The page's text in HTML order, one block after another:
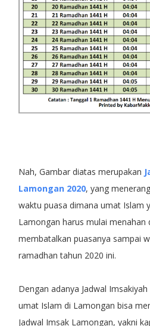
Nah, Gambar diatas merupakan
Lamongan 2020, yang
waktu puasa dimana umat Islam
Lamongan harus mulai menahan
membatalkan puasanya sampai
ramadhan tahun 2020 ini.
Dengan adanya Jadwal
umat Islam di Lamongan bisa
Jadwal Imsak Lamongan, yakni